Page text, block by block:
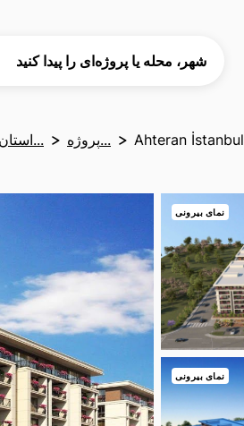
شهر، محله یا پروژه‌ای را پیدا کنید
استان... پروژه... Ahteran İstanbul
نمای بیرونی
نمای بیرونی